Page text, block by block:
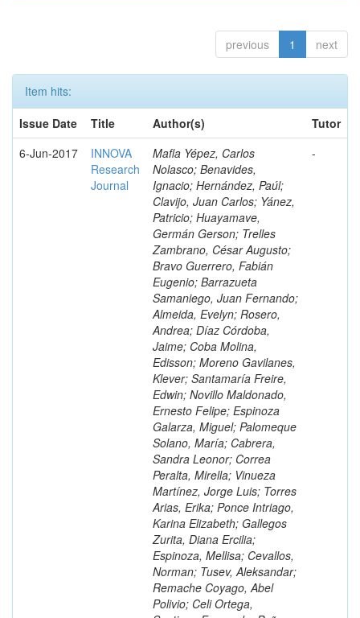
previous 1 next
Item hits:
Issue Date
Title Author(s)
Tutor
6-Jun-2017
INNOVA
Research
Journal
Mafla Yépez, Carlos
Nolasco; Benavides,
Ignacio; Hernández, Paúl;
Clavijo, Juan Carlos; Yánez,
Patricio; Huayamave,
Germán Gerson; Trelles
Zambrano, César Augusto;
Bravo Guerrero, Fabián
Eugenio; Barrazueta
Samaniego, Juan Fernando;
Almeida, Evelyn; Rosero,
Andrea; Díaz Córdoba,
Jaime; Coba Molina,
Edisson; Moreno Gavilanes,
Klever; Santamaría Freire,
Edwin; Novillo Maldonado,
Ernesto Felipe; Espinoza
Galarza, Miguel; Palomeque
Solano, María; Cabrera,
Sandra Leonor; Correa
Peralta, Mirella; Vinueza
Martínez, Jorge Luis; Torres
Arias, Erika; Ponce Intriago,
Karina Elizabeth; Gallegos
Zurita, Diana Ercilia;
Espinoza, Mellisa; Cevallos,
Norman; Tusev, Aleksandar;
Remache Coyago, Abel
Polivio; Celi Ortega,
-